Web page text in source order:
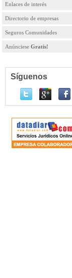
Enlaces de interés
Directorio de empresas
Seguros Comunidades
Anúnciese Gratis!
Síguenos